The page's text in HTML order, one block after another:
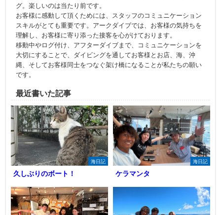
グ。楽しいのは当たり前です。
お客様に感動して頂くためには、スタッフのコミュニケーション
スキルがとても重要です。アークダイブでは、お客様の気持ちを
理解し、お客様に寄り添った接客を心がけております。
移動中やログ付け、アフターダイブまで、コミュニケーションを
大切にすることで、ダイビングを通してお客様とお店、海、沖
縄、そしてお客様同士をつなぐ架け橋になることが私たちの願い
です。
最近書いた記事
海日記
久しぶりのボート！
海日記
ケラマンタ